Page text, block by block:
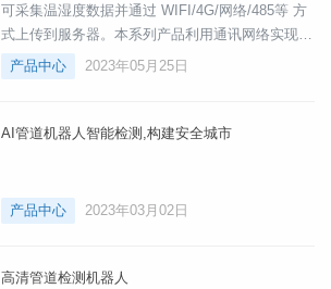
可采集温湿度数据并通过 WIFI/4G/网络/485等 方
式上传到服务器。本系列产品利用通讯网络实现数
据采集和传输，达到温湿度数据集中监控的目的。
可大大减少施工量，提高施工效率和维护成本。
产品中心 2023年05月25日
AI管道机器人智能检测,构建安全城市
产品中心 2023年03月02日
高清管道检测机器人